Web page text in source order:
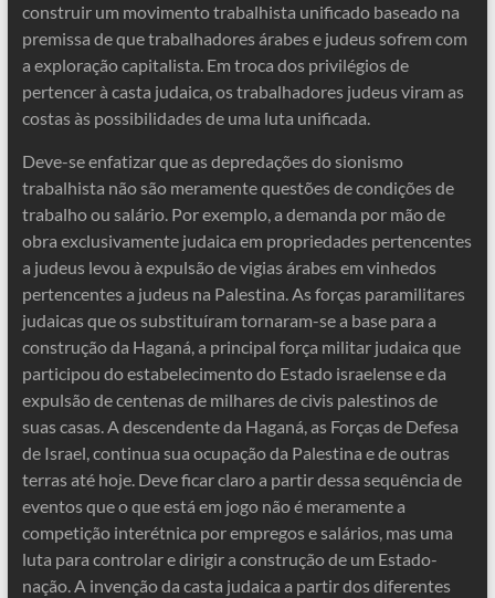
construir um movimento trabalhista unificado baseado na
premissa de que trabalhadores árabes e judeus sofrem com
a exploração capitalista. Em troca dos privilégios de
pertencer à casta judaica, os trabalhadores judeus viram as
costas às possibilidades de uma luta unificada.
Deve-se enfatizar que as depredações do sionismo
trabalhista não são meramente questões de condições de
trabalho ou salário. Por exemplo, a demanda por mão de
obra exclusivamente judaica em propriedades pertencentes
a judeus levou à expulsão de vigias árabes em vinhedos
pertencentes a judeus na Palestina. As forças paramilitares
judaicas que os substituíram tornaram-se a base para a
construção da Haganá, a principal força militar judaica que
participou do estabelecimento do Estado israelense e da
expulsão de centenas de milhares de civis palestinos de
suas casas. A descendente da Haganá, as Forças de Defesa
de Israel, continua sua ocupação da Palestina e de outras
terras até hoje. Deve ficar claro a partir dessa sequência de
eventos que o que está em jogo não é meramente a
competição interétnica por empregos e salários, mas uma
luta para controlar e dirigir a construção de um Estado-
nação. A invenção da casta judaica a partir dos diferentes